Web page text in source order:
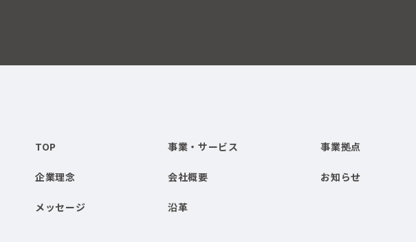
TOP
企業理念
メッセージ
事業・サービス
会社概要
沿革
事業拠点
お知らせ